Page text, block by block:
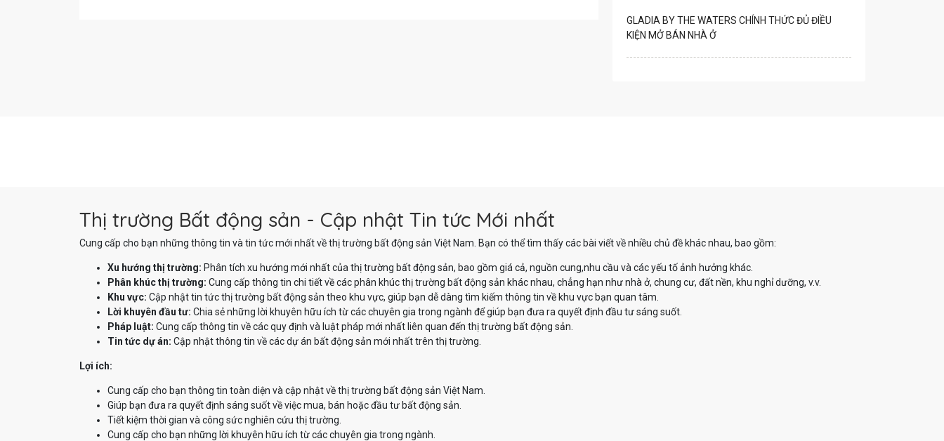
GLADIA BY THE WATERS CHÍNH THỨC ĐỦ ĐIỀU
KIỆN MỞ BÁN NHÀ Ở
Thị trường Bất động sản - Cập nhật Tin tức Mới nhất
Cung cấp cho bạn những thông tin và tin tức mới nhất về thị trường bất động sản Việt Nam. Bạn có thể tìm thấy các bài viết về nhiều chủ đề khác nhau, bao gồm:
Xu hướng thị trường: Phân tích xu hướng mới nhất của thị trường bất động sản, bao gồm giá cả, nguồn cung,nhu cầu và các yếu tố ảnh hưởng khác.
Phân khúc thị trường: Cung cấp thông tin chi tiết về các phân khúc thị trường bất động sản khác nhau, chẳng hạn như nhà ở, chung cư, đất nền, khu nghỉ dưỡng, v.v.
Khu vực: Cập nhật tin tức thị trường bất động sản theo khu vực, giúp bạn dễ dàng tìm kiếm thông tin về khu vực bạn quan tâm.
Lời khuyên đầu tư: Chia sẻ những lời khuyên hữu ích từ các chuyên gia trong ngành để giúp bạn đưa ra quyết định đầu tư sáng suốt.
Pháp luật: Cung cấp thông tin về các quy định và luật pháp mới nhất liên quan đến thị trường bất động sản.
Tin tức dự án: Cập nhật thông tin về các dự án bất động sản mới nhất trên thị trường.
Lợi ích:
Cung cấp cho bạn thông tin toàn diện và cập nhật về thị trường bất động sản Việt Nam.
Giúp bạn đưa ra quyết định sáng suốt về việc mua, bán hoặc đầu tư bất động sản.
Tiết kiệm thời gian và công sức nghiên cứu thị trường.
Cung cấp cho bạn những lời khuyên hữu ích từ các chuyên gia trong ngành.